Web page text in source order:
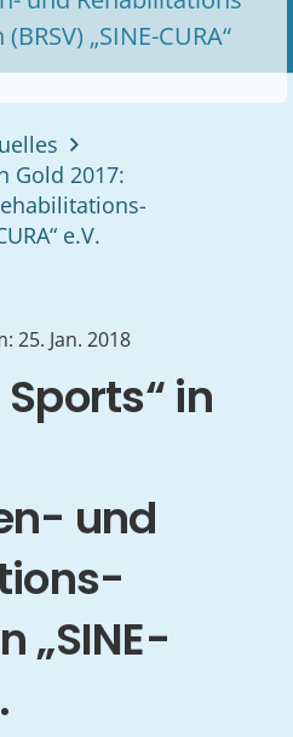
„SINE-CURA“
Gold 2017:
e.V.
25. Jan. 2018
in
und
„SINE-